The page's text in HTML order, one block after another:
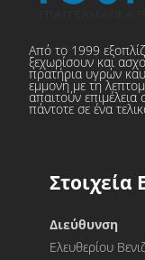
Από το 1999
ξεχωρίσουν και
πρατήρια υγρών
εμμονή με τη
απαιτούν
πάντοτε σε ένα
Στοιχεία
Διεύθυνση
Ελευθερίου